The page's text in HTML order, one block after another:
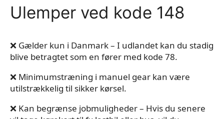
Ulemper ved kode 148
❌ Gælder kun i Danmark – I udlandet kan du stadig
blive betragtet som en fører med kode 78.
❌ Minimumstræning i manuel gear kan være
utilstrækkelig til sikker kørsel.
❌ Kan begrænse jobmuligheder – Hvis du senere